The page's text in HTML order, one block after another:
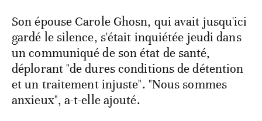
Son épouse Carole Ghosn, qui avait jusqu'ici
gardé le silence, s'était inquiétée jeudi dans
un communiqué de son état de santé,
déplorant "de dures conditions de détention
et un traitement injuste". "Nous sommes
anxieux", a-t-elle ajouté.